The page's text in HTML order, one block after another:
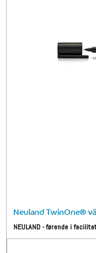
Neuland TwinOne®
NEULAND - førende i